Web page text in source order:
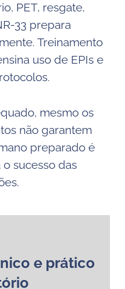
PET, resgate,
33 prepara
Treinamento
uso de EPIs e
mesmo os
não garantem
preparado é
sucesso das
e prático